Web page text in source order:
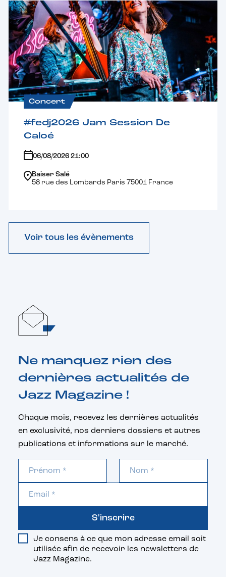
Concert
#fedj2026 Jam Session De
Caloé
06/08/2026 21:00
Baiser Salé
58 rue des Lombards Paris 75001 France
Voir tous les évènements
Ne manquez rien des
dernières actualités de
Jazz Magazine !
Chaque mois, recevez les dernières actualités
en exclusivité, nos derniers dossiers et autres
publications et informations sur le marché.
Je consens à ce que mon adresse email soit
utilisée afin de recevoir les newsletters de
Jazz Magazine.
S'inscrire